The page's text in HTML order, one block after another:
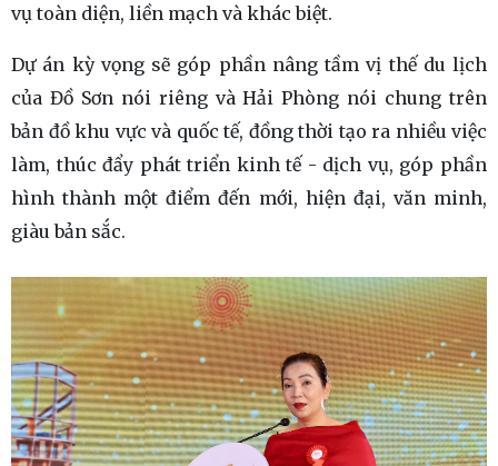
vụ toàn diện, liền mạch và khác biệt.
Dự án kỳ vọng sẽ góp phần nâng tầm vị thế du lịch
của Đồ Sơn nói riêng và Hải Phòng nói chung trên
bản đồ khu vực và quốc tế, đồng thời tạo ra nhiều việc
làm, thúc đẩy phát triển kinh tế - dịch vụ, góp phần
hình thành một điểm đến mới, hiện đại, văn minh,
giàu bản sắc.